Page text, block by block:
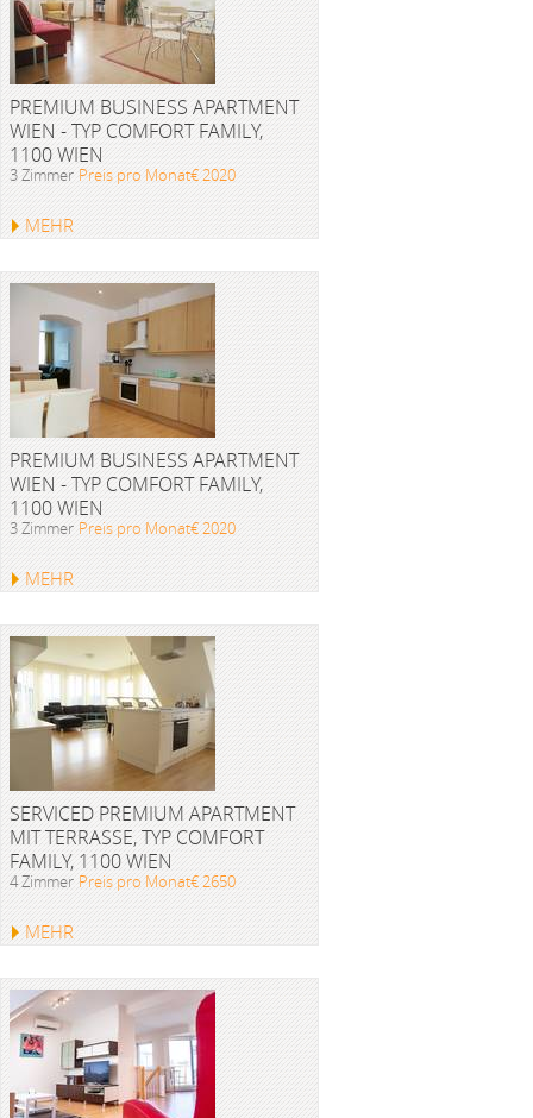
PREMIUM BUSINESS APARTMENT
WIEN - TYP COMFORT FAMILY,
1100 WIEN
3 Zimmer Preis pro Monat€ 2020
MEHR
PREMIUM BUSINESS APARTMENT
WIEN - TYP COMFORT FAMILY,
1100 WIEN
3 Zimmer Preis pro Monat€ 2020
MEHR
SERVICED PREMIUM APARTMENT
MIT TERRASSE, TYP COMFORT
FAMILY, 1100 WIEN
4 Zimmer Preis pro Monat€ 2650
MEHR